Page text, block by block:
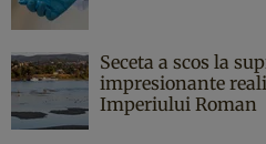
Seceta a scos la
impresionante
Imperiului Roman